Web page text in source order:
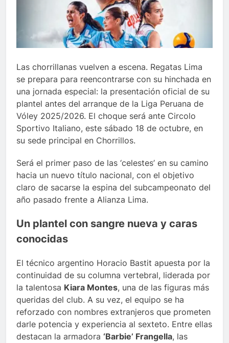
Las chorrillanas vuelven a escena. Regatas Lima
se prepara para reencontrarse con su hinchada en
una jornada especial: la presentación oficial de su
plantel antes del arranque de la Liga Peruana de
Vóley 2025/2026. El choque será ante Circolo
Sportivo Italiano, este sábado 18 de octubre, en
su sede principal en Chorrillos.
Será el primer paso de las ‘celestes’ en su camino
hacia un nuevo título nacional, con el objetivo
claro de sacarse la espina del subcampeonato del
año pasado frente a Alianza Lima.
Un plantel con sangre nueva y caras
conocidas
El técnico argentino Horacio Bastit apuesta por la
continuidad de su columna vertebral, liderada por
la talentosa Kiara Montes, una de las figuras más
queridas del club. A su vez, el equipo se ha
reforzado con nombres extranjeros que prometen
darle potencia y experiencia al sexteto. Entre ellas
destacan la armadora ‘Barbie’ Frangella, las